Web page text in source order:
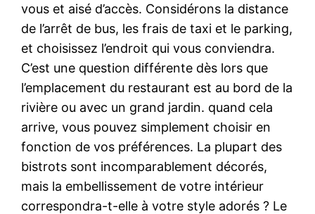
vous et aisé d’accès. Considérons la distance
de l’arrêt de bus, les frais de taxi et le parking,
et choisissez l’endroit qui vous conviendra.
C’est une question différente dès lors que
l’emplacement du restaurant est au bord de la
rivière ou avec un grand jardin. quand cela
arrive, vous pouvez simplement choisir en
fonction de vos préférences. La plupart des
bistrots sont incomparablement décorés,
mais la embellissement de votre intérieur
correspondra-t-elle à votre style adorés ? Le